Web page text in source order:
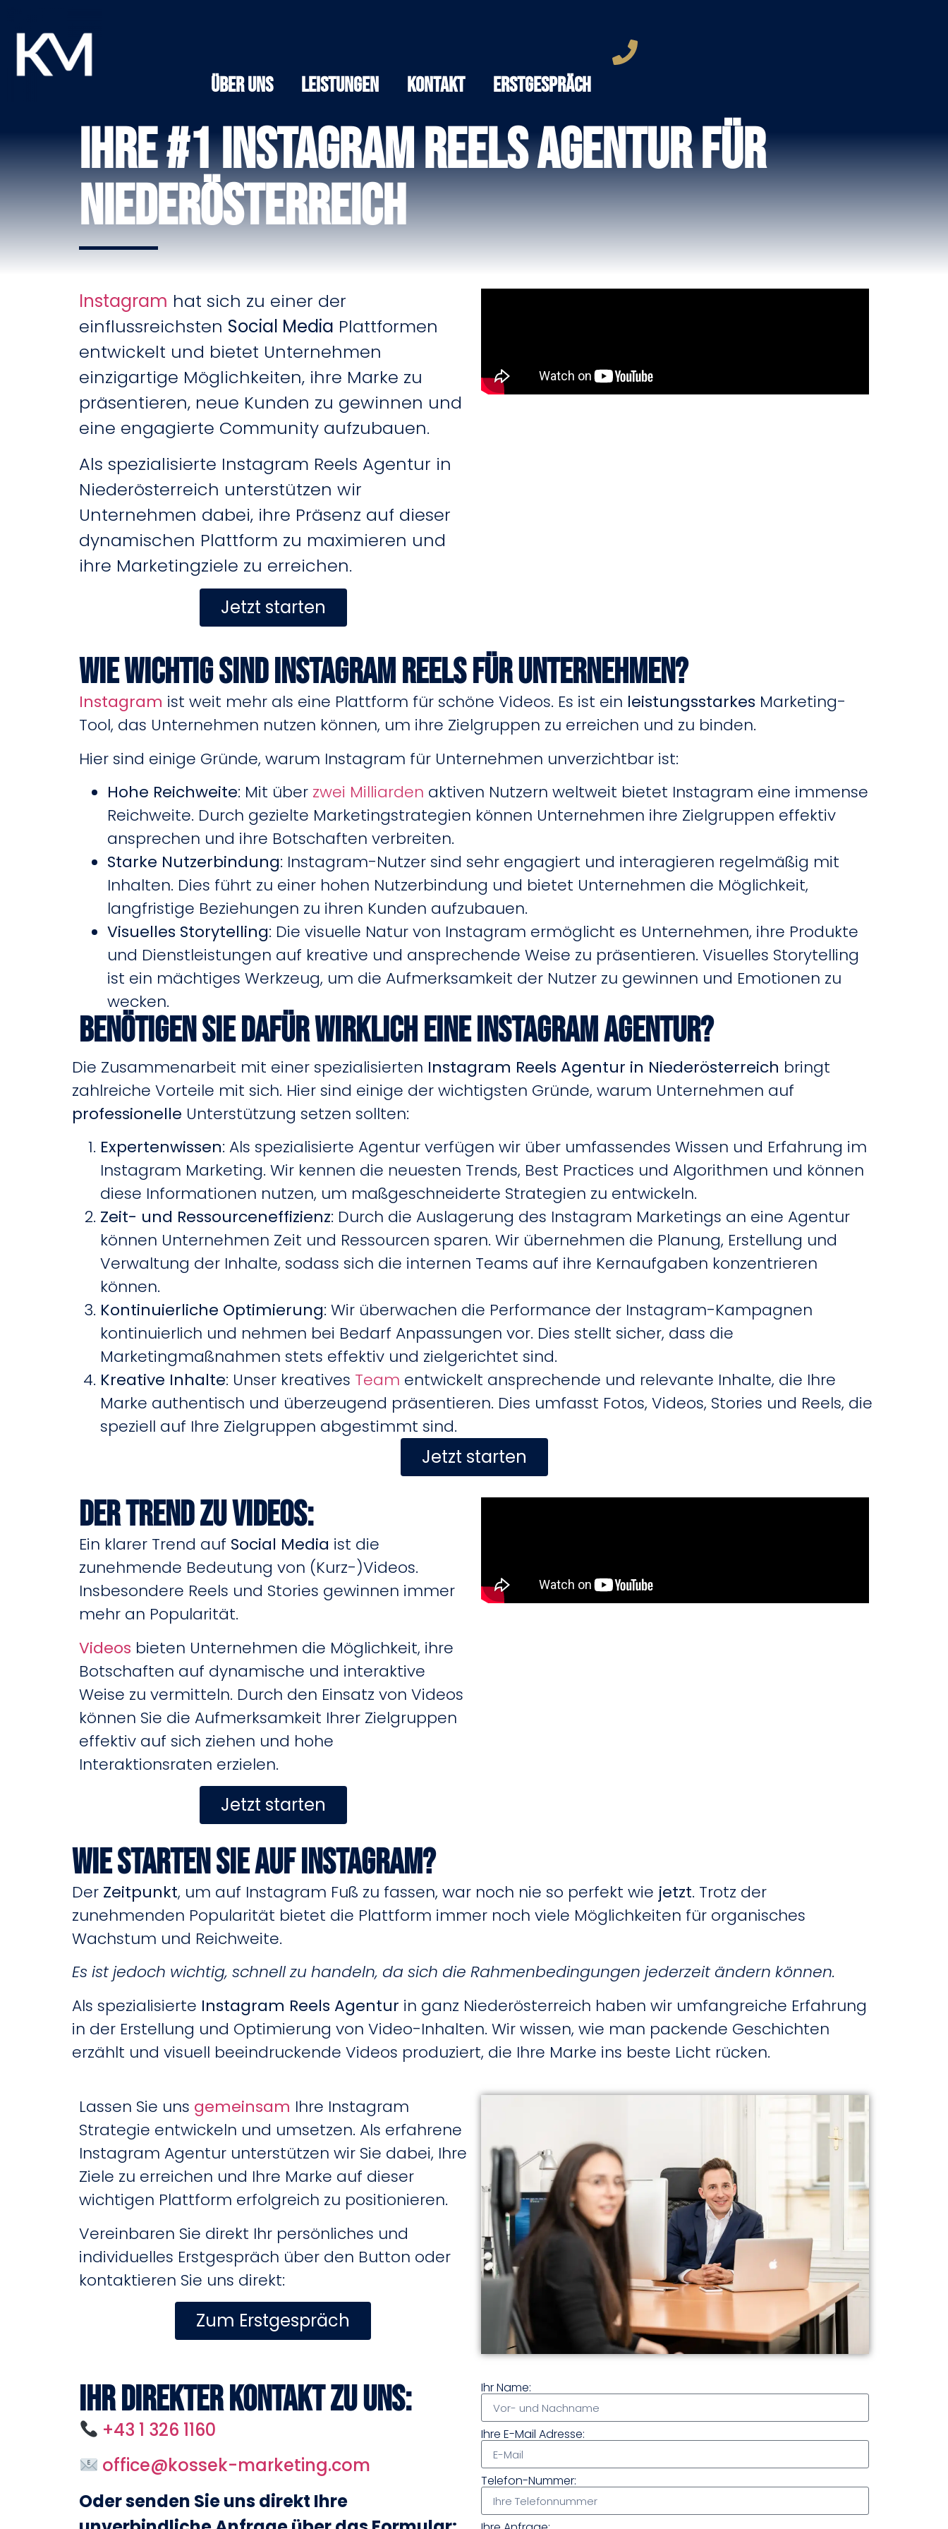
Über Uns Leistungen Kontakt Erstgespräch
Ihre #1 Instagram Reels Agentur Für
Niederösterreich
Instagram hat sich zu einer der
einflussreichsten Social Media Plattformen
entwickelt und bietet Unternehmen
einzigartige Möglichkeiten, ihre Marke zu
präsentieren, neue Kunden zu gewinnen und
eine engagierte Community aufzubauen.
Als spezialisierte Instagram Reels Agentur in
Niederösterreich unterstützen wir
Unternehmen dabei, ihre Präsenz auf dieser
dynamischen Plattform zu maximieren und
ihre Marketingziele zu erreichen.
Jetzt starten
Wie wichtig Sind Instagram Reels für Unternehmen?
Instagram ist weit mehr als eine Plattform für schöne Videos. Es ist ein leistungsstarkes Marketing-
Tool, das Unternehmen nutzen können, um ihre Zielgruppen zu erreichen und zu binden.
Hier sind einige Gründe, warum Instagram für Unternehmen unverzichtbar ist:
Hohe Reichweite: Mit über zwei Milliarden aktiven Nutzern weltweit bietet Instagram eine immense
Reichweite. Durch gezielte Marketingstrategien können Unternehmen ihre Zielgruppen effektiv
ansprechen und ihre Botschaften verbreiten.
Starke Nutzerbindung: Instagram-Nutzer sind sehr engagiert und interagieren regelmäßig mit
Inhalten. Dies führt zu einer hohen Nutzerbindung und bietet Unternehmen die Möglichkeit,
langfristige Beziehungen zu ihren Kunden aufzubauen.
Visuelles Storytelling: Die visuelle Natur von Instagram ermöglicht es Unternehmen, ihre Produkte
und Dienstleistungen auf kreative und ansprechende Weise zu präsentieren. Visuelles Storytelling
ist ein mächtiges Werkzeug, um die Aufmerksamkeit der Nutzer zu gewinnen und Emotionen zu
wecken.
Benötigen Sie dafür wirklich eine Instagram Agentur?
Die Zusammenarbeit mit einer spezialisierten Instagram Reels Agentur in Niederösterreich bringt
zahlreiche Vorteile mit sich. Hier sind einige der wichtigsten Gründe, warum Unternehmen auf
professionelle Unterstützung setzen sollten:
Expertenwissen: Als spezialisierte Agentur verfügen wir über umfassendes Wissen und Erfahrung im
Instagram Marketing. Wir kennen die neuesten Trends, Best Practices und Algorithmen und können
diese Informationen nutzen, um maßgeschneiderte Strategien zu entwickeln.
Zeit- und Ressourceneffizienz: Durch die Auslagerung des Instagram Marketings an eine Agentur
können Unternehmen Zeit und Ressourcen sparen. Wir übernehmen die Planung, Erstellung und
Verwaltung der Inhalte, sodass sich die internen Teams auf ihre Kernaufgaben konzentrieren
können.
Kontinuierliche Optimierung: Wir überwachen die Performance der Instagram-Kampagnen
kontinuierlich und nehmen bei Bedarf Anpassungen vor. Dies stellt sicher, dass die
Marketingmaßnahmen stets effektiv und zielgerichtet sind.
Kreative Inhalte: Unser kreatives Team entwickelt ansprechende und relevante Inhalte, die Ihre
Marke authentisch und überzeugend präsentieren. Dies umfasst Fotos, Videos, Stories und Reels, die
speziell auf Ihre Zielgruppen abgestimmt sind.
Jetzt starten
Der Trend zu Videos:
Ein klarer Trend auf Social Media ist die
zunehmende Bedeutung von (Kurz-)Videos.
Insbesondere Reels und Stories gewinnen immer
mehr an Popularität.
Videos bieten Unternehmen die Möglichkeit, ihre
Botschaften auf dynamische und interaktive
Weise zu vermitteln. Durch den Einsatz von Videos
können Sie die Aufmerksamkeit Ihrer Zielgruppen
effektiv auf sich ziehen und hohe
Interaktionsraten erzielen.
Jetzt starten
Wie starten Sie auf Instagram?
Der Zeitpunkt, um auf Instagram Fuß zu fassen, war noch nie so perfekt wie jetzt. Trotz der
zunehmenden Popularität bietet die Plattform immer noch viele Möglichkeiten für organisches
Wachstum und Reichweite.
Es ist jedoch wichtig, schnell zu handeln, da sich die Rahmenbedingungen jederzeit ändern können.
Als spezialisierte Instagram Reels Agentur in ganz Niederösterreich haben wir umfangreiche Erfahrung
in der Erstellung und Optimierung von Video-Inhalten. Wir wissen, wie man packende Geschichten
erzählt und visuell beeindruckende Videos produziert, die Ihre Marke ins beste Licht rücken.
Lassen Sie uns gemeinsam Ihre Instagram
Strategie entwickeln und umsetzen. Als erfahrene
Instagram Agentur unterstützen wir Sie dabei, Ihre
Ziele zu erreichen und Ihre Marke auf dieser
wichtigen Plattform erfolgreich zu positionieren.
Vereinbaren Sie direkt Ihr persönliches und
individuelles Erstgespräch über den Button oder
kontaktieren Sie uns direkt:
Zum Erstgespräch
Ihr direkter Kontakt zu uns:
+43 1 326 1160
office@kossek-marketing.com
Oder senden Sie uns direkt Ihre
Ihr Name:
Ihre E-Mail Adresse:
Telefon-Nummer: